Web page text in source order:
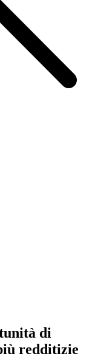
di
redditizie